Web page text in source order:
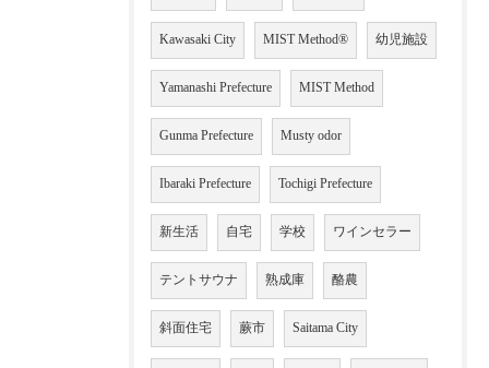
Kawasaki City MIST Method® 幼児施設
Yamanashi Prefecture MIST Method
Gunma Prefecture Musty odor
Ibaraki Prefecture Tochigi Prefecture
新生活 自宅 学校 ワインセラー
テントサウナ 熟成庫 酪農
斜面住宅 蕨市 Saitama City